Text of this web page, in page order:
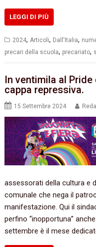
LEGGI DI PIÙ
2024,Articoli, Dall'Italia,
precari della scuola, precariato,
In ventimila al
cappa repressiva.
15 Settembre 2024
assessorati della cultura e
comunale che nega il
manifestazione. Qui il
perfino “inopportuna”
settembre è il mese